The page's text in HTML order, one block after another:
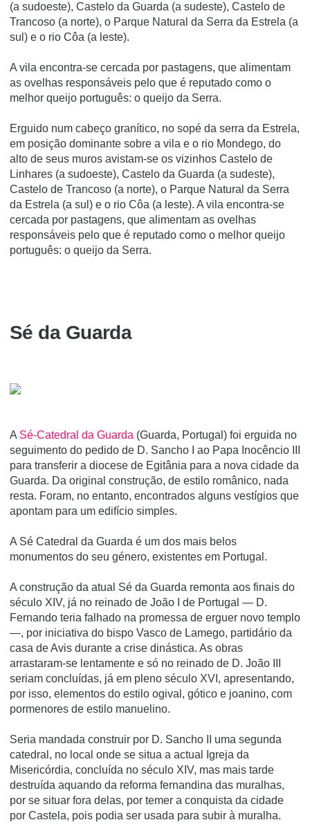
(a sudoeste), Castelo da Guarda (a sudeste), Castelo de
Trancoso (a norte), o Parque Natural da Serra da Estrela (a
sul) e o rio Côa (a leste).
A vila encontra-se cercada por pastagens, que alimentam
as ovelhas responsáveis pelo que é reputado como o
melhor queijo português: o queijo da Serra.
Erguido num cabeço graní­tico, no sopé da serra da Estrela,
em posição dominante sobre a vila e o rio Mondego, do
alto de seus muros avistam-se os vizinhos Castelo de
Linhares (a sudoeste), Castelo da Guarda (a sudeste),
Castelo de Trancoso (a norte), o Parque Natural da Serra
da Estrela (a sul) e o rio Côa (a leste). A vila encontra-se
cercada por pastagens, que alimentam as ovelhas
responsáveis pelo que é reputado como o melhor queijo
português: o queijo da Serra.
Sé da Guarda
A Sé-Catedral da Guarda (Guarda, Portugal) foi erguida no
seguimento do pedido de D. Sancho I ao Papa Inocêncio III
para transferir a diocese de Egitânia para a nova cidade da
Guarda. Da original construção, de estilo românico, nada
resta. Foram, no entanto, encontrados alguns vestí­gios que
apontam para um edifí­cio simples.
A Sé Catedral da Guarda é um dos mais belos
monumentos do seu género, existentes em Portugal.
A construção da atual Sé da Guarda remonta aos finais do
século XIV, já no reinado de João I de Portugal — D.
Fernando teria falhado na promessa de erguer novo templo
—, por iniciativa do bispo Vasco de Lamego, partidário da
casa de Avis durante a crise dinástica. As obras
arrastaram-se lentamente e só no reinado de D. João III
seriam concluídas, já em pleno século XVI, apresentando,
por isso, elementos do estilo ogival, gótico e joanino, com
pormenores de estilo manuelino.
Seria mandada construir por D. Sancho II uma segunda
catedral, no local onde se situa a actual Igreja da
Misericórdia, concluí­da no século XIV, mas mais tarde
destruí­da aquando da reforma fernandina das muralhas,
por se situar fora delas, por temer a conquista da cidade
por Castela, pois podia ser usada para subir à muralha.